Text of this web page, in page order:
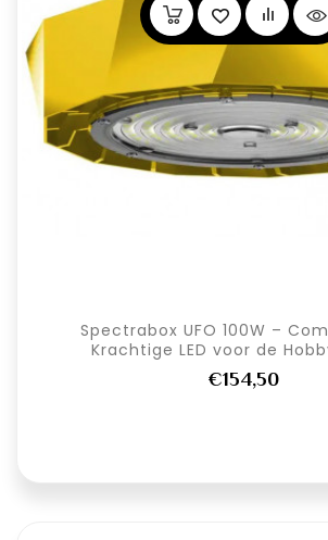
Spectrabox UFO 100W –
Krachtige LED voor de
€154,50